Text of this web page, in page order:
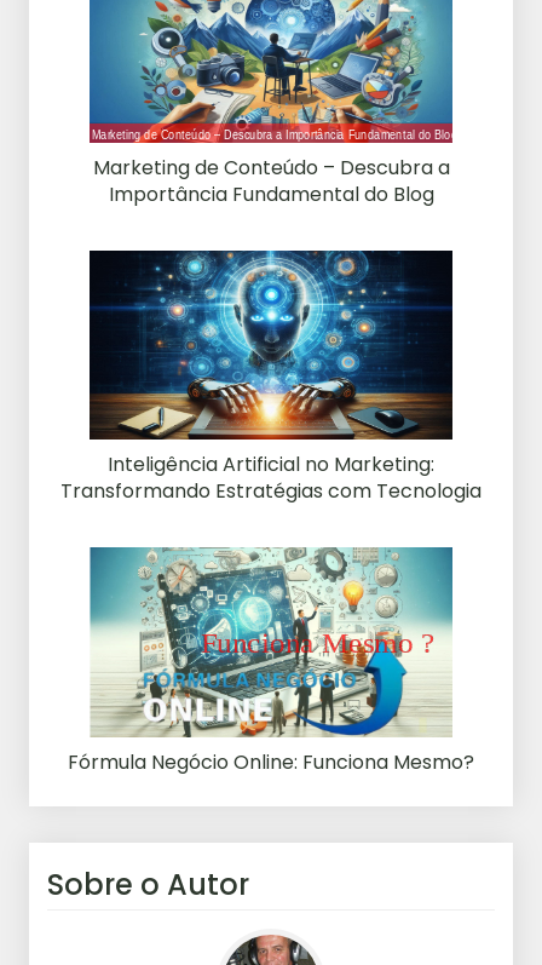
Marketing de Conteúdo – Descubra a
Importância Fundamental do Blog
Inteligência Artificial no Marketing:
Transformando Estratégias com Tecnologia
Fórmula Negócio Online: Funciona Mesmo?
Sobre o Autor